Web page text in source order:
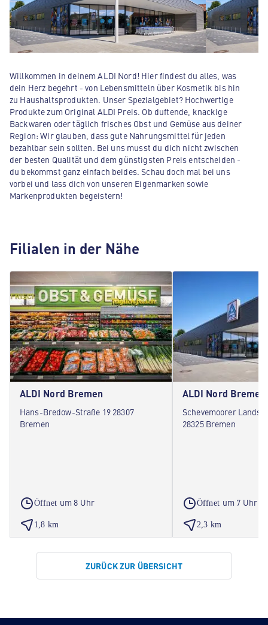
Willkommen in deinem ALDI Nord! Hier findest du alles, was
dein Herz begehrt - von Lebensmitteln über Kosmetik bis hin
zu Haushaltsprodukten. Unser Spezialgebiet? Hochwertige
Produkte zum Original ALDI Preis. Ob duftende, knackige
Backwaren oder täglich frisches Obst und Gemüse aus deiner
Region: Wir glauben, dass gute Nahrungsmittel für jeden
bezahlbar sein sollten. Bei uns musst du dich nicht zwischen
der besten Qualität und dem günstigsten Preis entscheiden -
du bekommst ganz einfach beides. Schau doch mal bei uns
vorbei und lass dich von unseren Eigenmarken sowie
Markenprodukten begeistern!
Filialen in der Nähe
ALDI Nord Bremen
Hans-Bredow-Straße 19 28307
Bremen
Öffnet um 8 Uhr
1,8 km
ALDI Nord Bremen
Schevemoorer
28325 Bremen
Öffnet um 7 Uhr
2,3 km
ZURÜCK ZUR ÜBERSICHT